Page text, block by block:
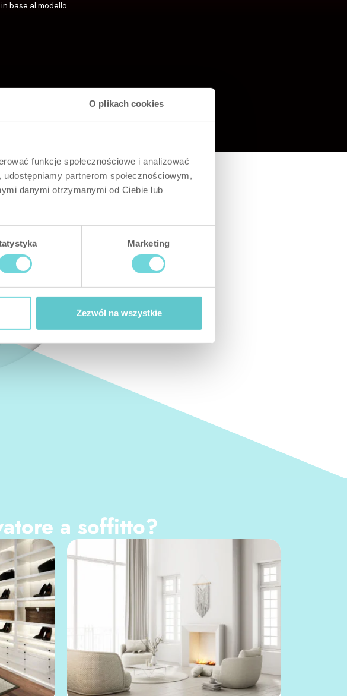
O plikach cookies
funkcje społecznościowe i analizować
partnerom społecznościowym,
danymi otrzymanymi od Ciebie lub
Marketing
Zezwól na wszystkie
base al modello
a soffitto?